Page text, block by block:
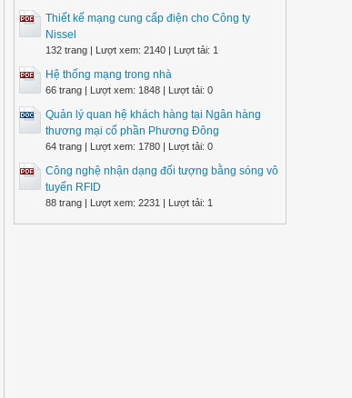
Thiết kế mạng cung cấp điện cho Công ty
Nissel
132 trang | Lượt xem: 2140 | Lượt tải: 1
Hệ thống mạng trong nhà
66 trang | Lượt xem: 1848 | Lượt tải: 0
Quản lý quan hệ khách hàng tại Ngân hàng
thương mại cổ phần Phương Đông
64 trang | Lượt xem: 1780 | Lượt tải: 0
Công nghệ nhận dạng đối tượng bằng sóng vô
tuyến RFID
88 trang | Lượt xem: 2231 | Lượt tải: 1